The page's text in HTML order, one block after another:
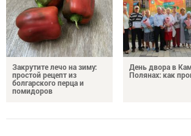
Закрутите лечо на зиму:
простой рецепт из
болгарского перца и
помидоров
День двора в
Полянах: как